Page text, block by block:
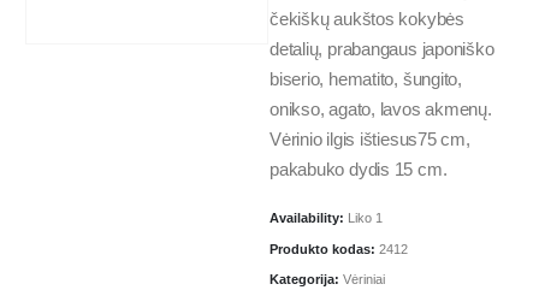
čekiškų aukštos kokybės
detalių, prabangaus japoniško
biserio, hematito, šungito,
onikso, agato, lavos akmenų.
Vėrinio ilgis ištiesus75 cm,
pakabuko dydis 15 cm.
Availability: Liko 1
Produkto kodas: 2412
Kategorija: Vėriniai